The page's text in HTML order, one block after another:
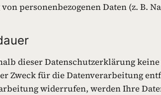
personenbezogenen Daten (z. B.
dieser Datenschutzerklärung
Zweck für die Datenverarbeitung
widerrufen, werden Ihre